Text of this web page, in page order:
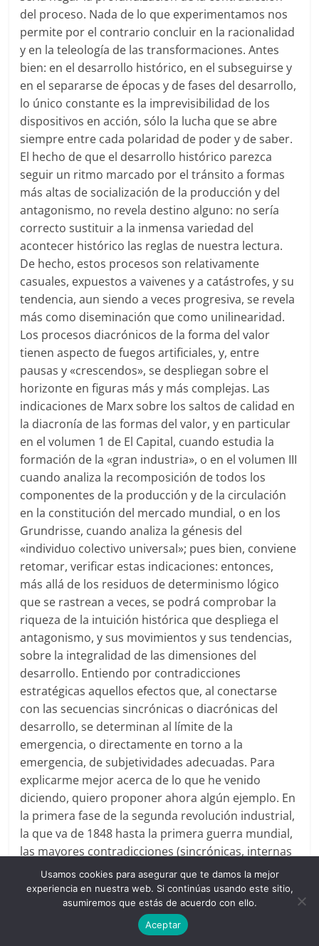
del proceso. Nada de lo que experimentamos nos
permite por el contrario concluir en la racionalidad
y en la teleología de las transformaciones. Antes
bien: en el desarrollo histórico, en el subseguirse y
en el separarse de épocas y de fases del desarrollo,
lo único constante es la imprevisibilidad de los
dispositivos en acción, sólo la lucha que se abre
siempre entre cada polaridad de poder y de saber.
El hecho de que el desarrollo histórico parezca
seguir un ritmo marcado por el tránsito a formas
más altas de socialización de la producción y del
antagonismo, no revela destino alguno: no sería
correcto sustituir a la inmensa variedad del
acontecer histórico las reglas de nuestra lectura.
De hecho, estos procesos son relativamente
casuales, expuestos a vaivenes y a catástrofes, y su
tendencia, aun siendo a veces progresiva, se revela
más como diseminación que como unilinearidad.
Los procesos diacrónicos de la forma del valor
tienen aspecto de fuegos artificiales, y, entre
pausas y «crescendos», se despliegan sobre el
horizonte en figuras más y más complejas. Las
indicaciones de Marx sobre los saltos de calidad en
la diacronía de las formas del valor, y en particular
en el volumen 1 de El Capital, cuando estudia la
formación de la «gran industria», o en el volumen III
cuando analiza la recomposición de todos los
componentes de la producción y de la circulación
en la constitución del mercado mundial, o en los
Grundrisse, cuando analiza la génesis del
«individuo colectivo universal»; pues bien, conviene
retomar, verificar estas indicaciones: entonces,
más allá de los residuos de determinismo lógico
que se rastrean a veces, se podrá comprobar la
riqueza de la intuición histórica que despliega el
antagonismo, y sus movimientos y sus tendencias,
sobre la integralidad de las dimensiones del
desarrollo. Entiendo por contradicciones
estratégicas aquellos efectos que, al conectarse
con las secuencias sincrónicas o diacrónicas del
desarrollo, se determinan al límite de la
emergencia, o directamente en torno a la
emergencia, de subjetividades adecuadas. Para
explicarme mejor acerca de lo que he venido
diciendo, quiero proponer ahora algún ejemplo. En
la primera fase de la segunda revolución industrial,
la que va de 1848 hasta la primera guerra mundial,
las mayores contradicciones (sincrónicas, internas
al ciclo productivo) se dan entre procesos laborales
directos y proceso capitalista de producción. Él
«obrero profesional», insertado en medio del
proceso laboral que controla plenamente, quiere
también el control de la producción. La
Usamos cookies para asegurar que te damos la mejor
experiencia en nuestra web. Si continúas usando este sitio,
asumiremos que estás de acuerdo con ello.
Aceptar